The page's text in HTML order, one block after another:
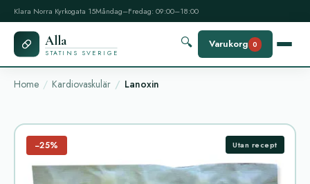
Klara Norra Kyrkogata 15Måndag–Fredag: 09:00–18:00
Alla
STATINS SVERIGE
🔍 Varukorg 0
Home Kardiovaskulär Lanoxin
−25% Utan recept